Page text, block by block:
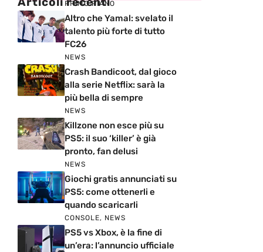
PRIMO PIANO
Altro che Yamal: svelato il
talento più forte di tutto
FC26
NEWS
Crash Bandicoot, dal gioco
alla serie Netflix: sarà la
più bella di sempre
NEWS
Killzone non esce più su
PS5: il suo ‘killer’ è già
pronto, fan delusi
NEWS
Giochi gratis annunciati su
PS5: come ottenerli e
quando scaricarli
CONSOLE, NEWS
PS5 vs Xbox, è la fine di
un’era: l’annuncio ufficiale